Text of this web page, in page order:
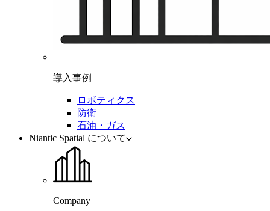
導入事例
ロボティクス
防衛
石油・ガス
Niantic Spatial について
Company